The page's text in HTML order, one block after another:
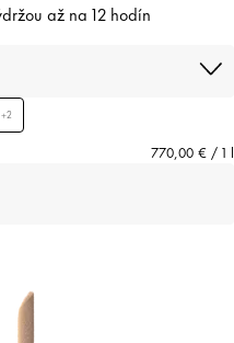
až na 12 hodín
+2
770,00 € / 1 l